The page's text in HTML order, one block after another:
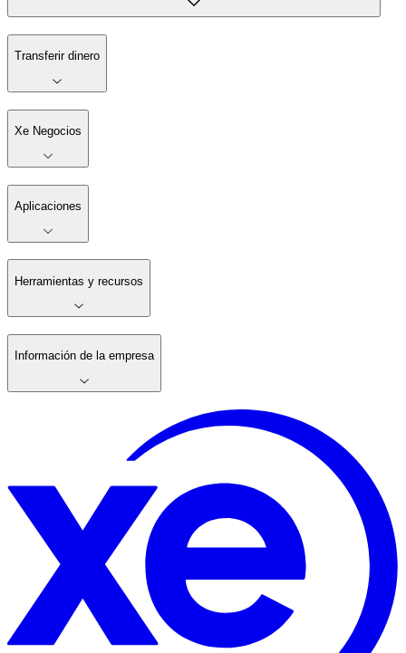
Transferir dinero
Xe Negocios
Aplicaciones
Herramientas y recursos
Información de la empresa